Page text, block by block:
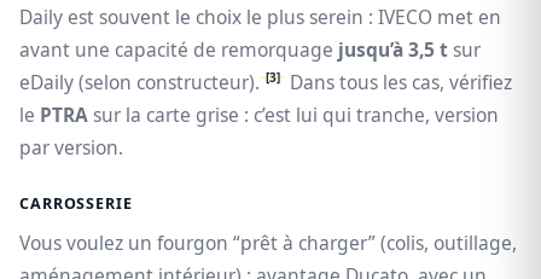
Daily est souvent le choix le plus serein : IVECO met en
avant une capacité de remorquage jusqu’à 3,5 tsur
eDaily (selon constructeur). [3]
Dans tous les cas, vérifiez
le PTRAsur la carte grise : c’est lui qui tranche, version
par version.
CARROSSERIE
Vous voulez un fourgon “prêt à charger” (colis, outillage,